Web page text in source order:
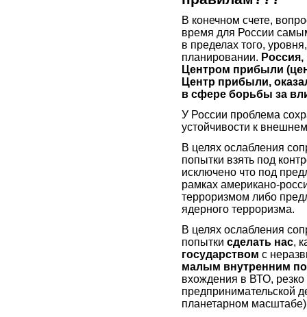
В конечном счете,
время для России
в пределах того,
планировании. Россия,
Центром прибыли
Центр прибыли,
в сфере борьбы за
У России проблема
устойчивости к
В целях ослабления
попытки взять под
исключено что под
рамках американо-
терроризмом либо
ядерного терроризма.
В целях ослабления
попытки сделать нас,
государством с
малым внутренним
вхождения в ВТО,
предпринимательской
планетарном